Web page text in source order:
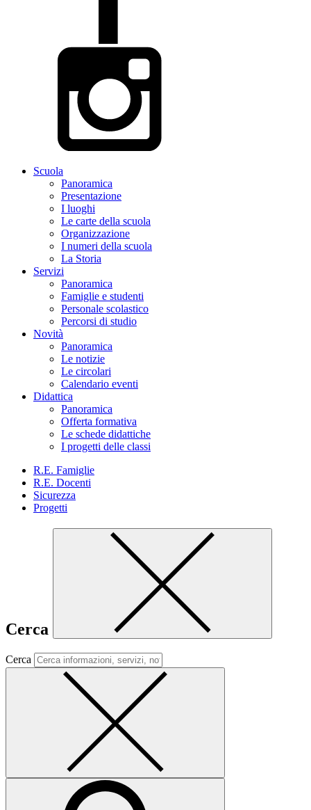
Scuola
Panoramica
Presentazione
I luoghi
Le carte della scuola
Organizzazione
I numeri della scuola
La Storia
Servizi
Panoramica
Famiglie e studenti
Personale scolastico
Percorsi di studio
Novità
Panoramica
Le notizie
Le circolari
Calendario eventi
Didattica
Panoramica
Offerta formativa
Le schede didattiche
I progetti delle classi
R.E. Famiglie
R.E. Docenti
Sicurezza
Progetti
Cerca
Cerca